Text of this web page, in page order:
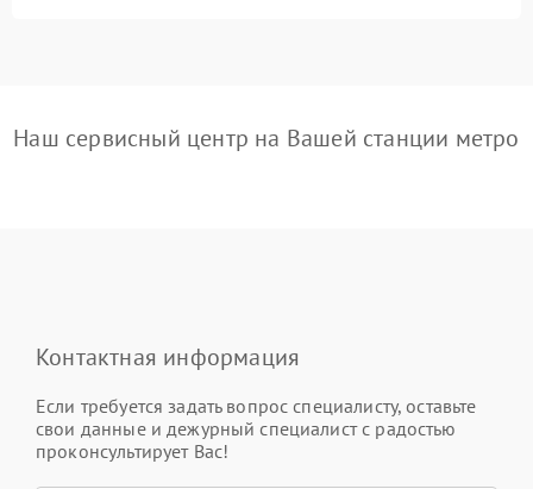
Наш сервисный центр на Вашей станции метро
Контактная информация
Если требуется задать вопрос специалисту, оставьте
свои данные и дежурный специалист с радостью
проконсультирует Вас!